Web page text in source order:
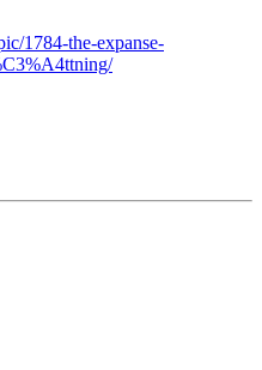
1784-the-expanse-